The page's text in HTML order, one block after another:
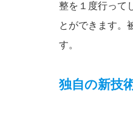
整を１度行って
とができます。
す。
独自の新技